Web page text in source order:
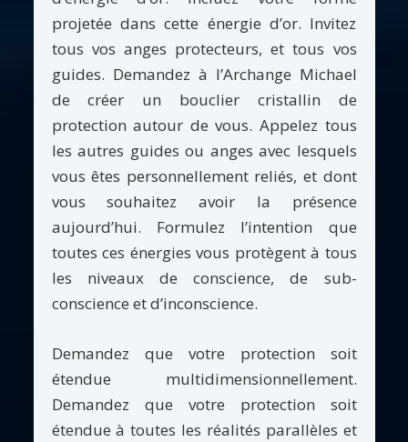
projetée dans cette énergie d’or. Invitez
tous vos anges protecteurs, et tous vos
guides. Demandez à l’Archange Michael
de créer un bouclier cristallin de
protection autour de vous. Appelez tous
les autres guides ou anges avec lesquels
vous êtes personnellement reliés, et dont
vous souhaitez avoir la présence
aujourd’hui. Formulez l’intention que
toutes ces énergies vous protègent à tous
les niveaux de conscience, de sub-
conscience et d’inconscience.
Demandez que votre protection soit
étendue multidimensionnellement.
Demandez que votre protection soit
étendue à toutes les réalités parallèles et